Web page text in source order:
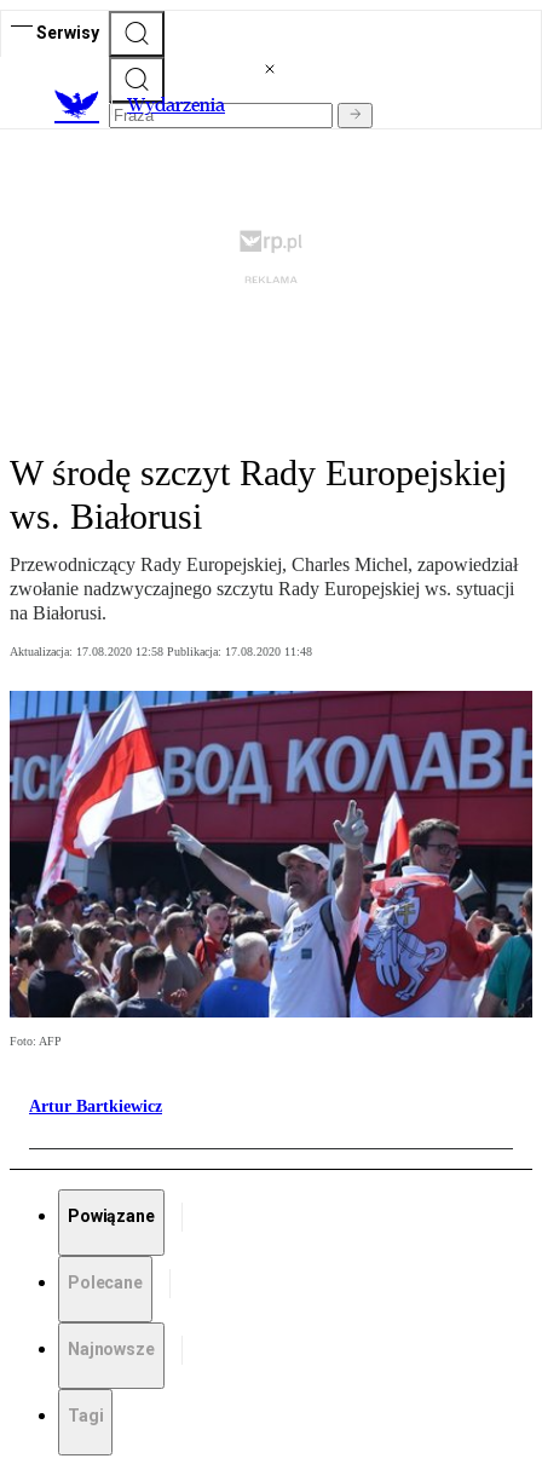
Serwisy
Wydarzenia
W środę szczyt Rady Europejskiej
ws. Białorusi
Przewodniczący Rady Europejskiej, Charles Michel, zapowiedział
zwołanie nadzwyczajnego szczytu Rady Europejskiej ws. sytuacji
na Białorusi.
Aktualizacja: 17.08.2020 12:58 Publikacja: 17.08.2020 11:48
Foto: AFP
Artur Bartkiewicz
Powiązane
Polecane
Najnowsze
Tagi